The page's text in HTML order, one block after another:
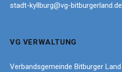
stadt-kyllburg@vg-bitburgerland.de
VG VERWALTUNG
Verbandsgemeinde Bitburger Land